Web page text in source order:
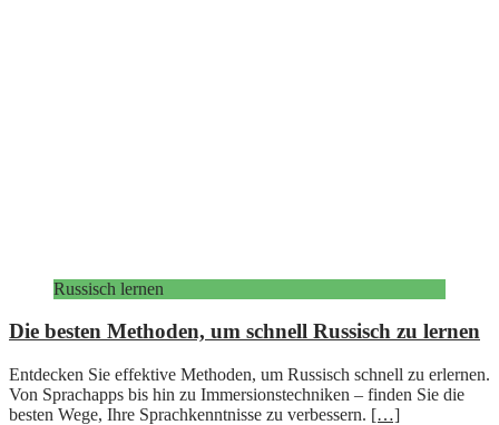
Russisch lernen
Die besten Methoden, um schnell Russisch zu lernen
Entdecken Sie effektive Methoden, um Russisch schnell zu erlernen.
Von Sprachapps bis hin zu Immersionstechniken – finden Sie die
besten Wege, Ihre Sprachkenntnisse zu verbessern. […]